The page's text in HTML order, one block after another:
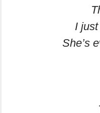
I
She’s